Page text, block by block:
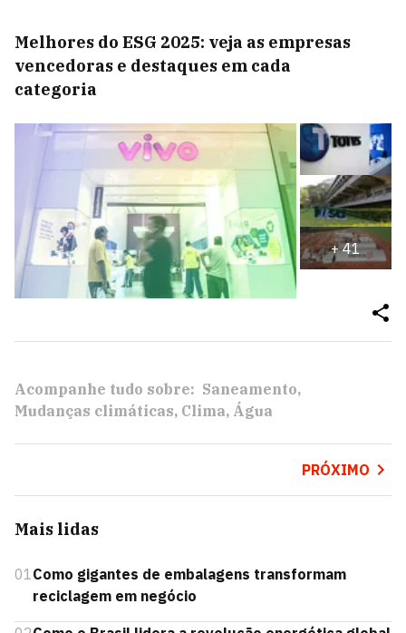
Melhores do ESG 2025: veja as empresas
vencedoras e destaques em cada
categoria
+41
Acompanhe tudo sobre: Saneamento
Mudanças climáticas Clima Água
PRÓXIMO
Mais lidas
01Como gigantes de embalagens transformam
reciclagem em negócio